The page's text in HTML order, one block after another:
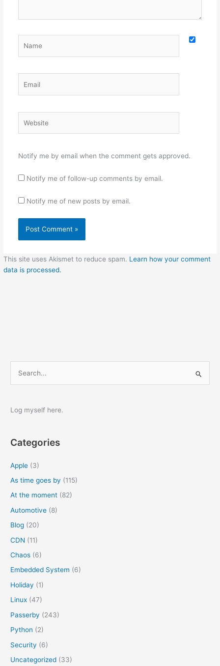
Notify me by email when the comment gets approved.
Notify me of follow-up comments by email.
Notify me of new posts by email.
This site uses Akismet to reduce spam. Learn how your comment
data is processed.
r
f
Log myself here.
Categories
Apple (3)
As time goes by (115)
At the moment (82)
Automotive (8)
Blog (20)
CDN (11)
Chaos (6)
Embedded System (6)
Holiday (1)
Linux (47)
Passerby (243)
Python (2)
Security (6)
Uncategorized (33)